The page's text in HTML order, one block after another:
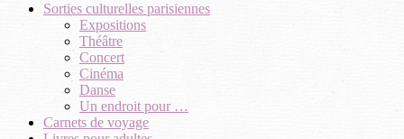
Sorties culturelles parisiennes
Expositions
Théâtre
Concert
Cinéma
Danse
Un endroit pour …
Carnets de voyage